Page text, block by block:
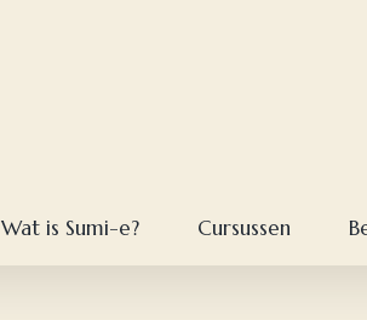
Wat is Sumi-e? Cursussen